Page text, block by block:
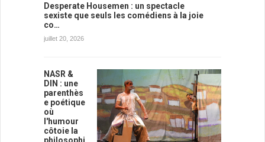
Desperate Housemen : un spectacle
sexiste que seuls les comédiens à la joie
co…
juillet 20, 2026
NASR &
DIN : une
parenthès
e poétique
où
l'humour
côtoie la
philosophi